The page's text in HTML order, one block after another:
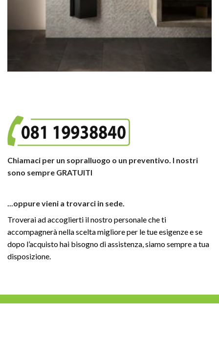
Chiamaci per un sopralluogo o un preventivo. I nostri
sono sempre GRATUITI
...oppure vieni a trovarci in sede.
Troverai ad accoglierti il nostro personale che ti
accompagnerà nella scelta migliore per le tue esigenze e se
dopo l’acquisto hai bisogno di assistenza, siamo sempre a tua
disposizione.